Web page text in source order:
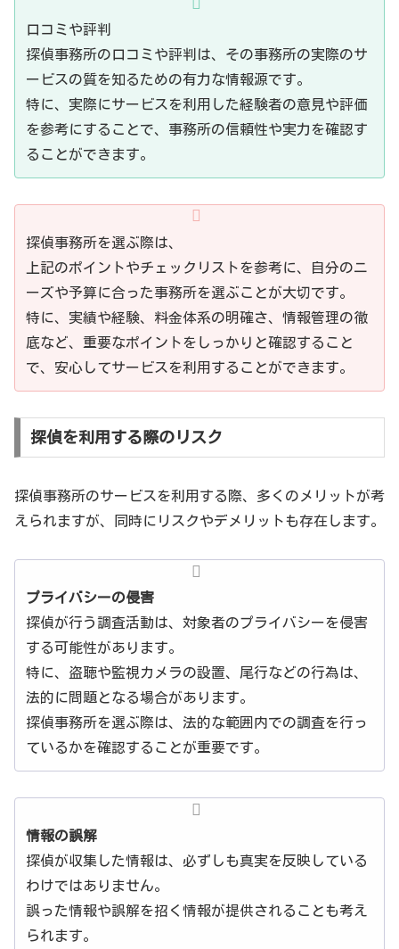
口コミや評判
探偵事務所の口コミや評判は、その事務所の実際のサ
ービスの質を知るための有力な情報源です。
特に、実際にサービスを利用した経験者の意見や評価
を参考にすることで、事務所の信頼性や実力を確認す
ることができます。
探偵事務所を選ぶ際は、
上記のポイントやチェックリストを参考に、自分のニ
ーズや予算に合った事務所を選ぶことが大切です。
特に、実績や経験、料金体系の明確さ、情報管理の徹
底など、重要なポイントをしっかりと確認すること
で、安心してサービスを利用することができます。
探偵を利用する際のリスク
探偵事務所のサービスを利用する際、多くのメリットが考
えられますが、同時にリスクやデメリットも存在します。
プライバシーの侵害
探偵が行う調査活動は、対象者のプライバシーを侵害
する可能性があります。
特に、盗聴や監視カメラの設置、尾行などの行為は、
法的に問題となる場合があります。
探偵事務所を選ぶ際は、法的な範囲内での調査を行っ
ているかを確認することが重要です。
情報の誤解
探偵が収集した情報は、必ずしも真実を反映している
わけではありません。
誤った情報や誤解を招く情報が提供されることも考え
られます。